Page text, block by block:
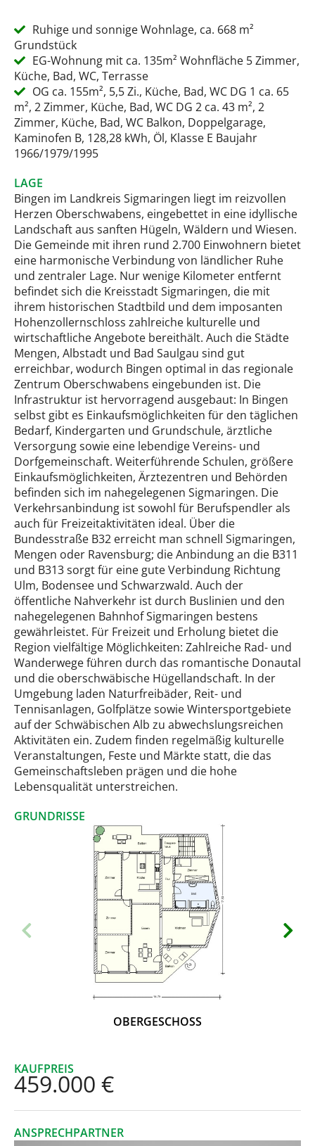
Ruhige und sonnige Wohnlage, ca. 668 m²
Grundstück
EG-Wohnung mit ca. 135m² Wohnfläche 5 Zimmer,
Küche, Bad, WC, Terrasse
OG ca. 155m², 5,5 Zi., Küche, Bad, WC DG 1 ca. 65
m², 2 Zimmer, Küche, Bad, WC DG 2 ca. 43 m², 2
Zimmer, Küche, Bad, WC Balkon, Doppelgarage,
Kaminofen B, 128,28 kWh, Öl, Klasse E Baujahr
1966/1979/1995
LAGE
Bingen im Landkreis Sigmaringen liegt im reizvollen
Herzen Oberschwabens, eingebettet in eine idyllische
Landschaft aus sanften Hügeln, Wäldern und Wiesen.
Die Gemeinde mit ihren rund 2.700 Einwohnern bietet
eine harmonische Verbindung von ländlicher Ruhe
und zentraler Lage. Nur wenige Kilometer entfernt
befindet sich die Kreisstadt Sigmaringen, die mit
ihrem historischen Stadtbild und dem imposanten
Hohenzollernschloss zahlreiche kulturelle und
wirtschaftliche Angebote bereithält. Auch die Städte
Mengen, Albstadt und Bad Saulgau sind gut
erreichbar, wodurch Bingen optimal in das regionale
Zentrum Oberschwabens eingebunden ist. Die
Infrastruktur ist hervorragend ausgebaut: In Bingen
selbst gibt es Einkaufsmöglichkeiten für den täglichen
Bedarf, Kindergarten und Grundschule, ärztliche
Versorgung sowie eine lebendige Vereins- und
Dorfgemeinschaft. Weiterführende Schulen, größere
Einkaufsmöglichkeiten, Ärztezentren und Behörden
befinden sich im nahegelegenen Sigmaringen. Die
Verkehrsanbindung ist sowohl für Berufspendler als
auch für Freizeitaktivitäten ideal. Über die
Bundesstraße B32 erreicht man schnell Sigmaringen,
Mengen oder Ravensburg; die Anbindung an die B311
und B313 sorgt für eine gute Verbindung Richtung
Ulm, Bodensee und Schwarzwald. Auch der
öffentliche Nahverkehr ist durch Buslinien und den
nahegelegenen Bahnhof Sigmaringen bestens
gewährleistet. Für Freizeit und Erholung bietet die
Region vielfältige Möglichkeiten: Zahlreiche Rad- und
Wanderwege führen durch das romantische Donautal
und die oberschwäbische Hügellandschaft. In der
Umgebung laden Naturfreibäder, Reit- und
Tennisanlagen, Golfplätze sowie Wintersportgebiete
auf der Schwäbischen Alb zu abwechslungsreichen
Aktivitäten ein. Zudem finden regelmäßig kulturelle
Veranstaltungen, Feste und Märkte statt, die das
Gemeinschaftsleben prägen und die hohe
Lebensqualität unterstreichen.
GRUNDRISSE
OBERGESCHOSS
KAUFPREIS
459.000 €
ANSPRECHPARTNER